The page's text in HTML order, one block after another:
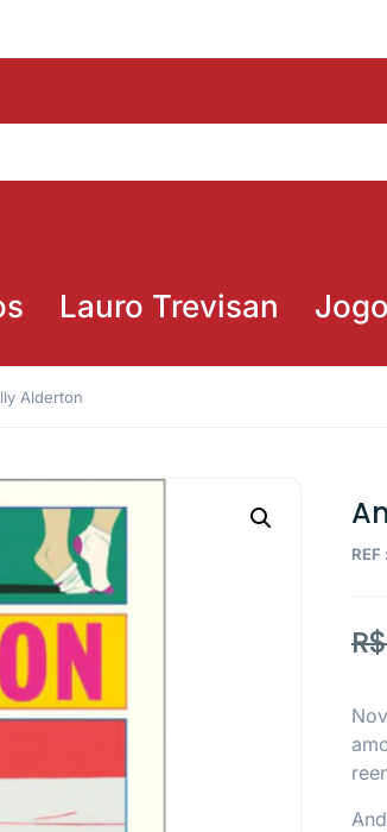
Lauro Trevisan
Alderton
REF :
R$